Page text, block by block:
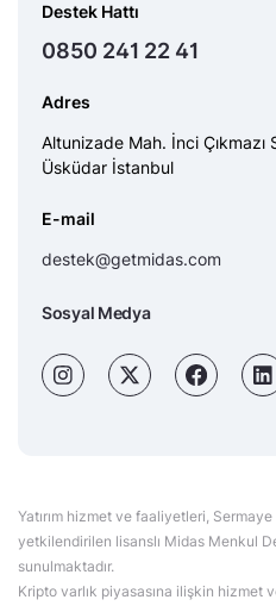
Destek Hattı
0850 241 22 41
Adres
Altunizade Mah. İnci
Üsküdar İstanbul
E-mail
destek@getmidas.com
Sosyal Medya
Yatırım hizmet ve faaliyetleri,
yetkilendirilen lisanslı Midas Menkul
sunulmaktadır.
Kripto varlık piyasasına ilişkin hizmet